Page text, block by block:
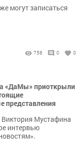
могут записаться
758 0 0
«ДаМы» приоткрыли
представления
Мустафина
интервью